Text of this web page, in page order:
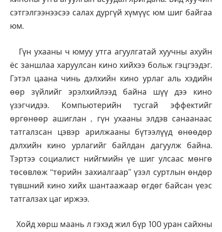
сэтгэлгээнээсээ салах дургүй хүмүүс юм шиг байгаа
юм.
Гүн ухааны ч юмуу утга агуулгатай хуучны ахуйн
ёс заншлаа харуулсан кино хийхээ больж гэцгээдэг.
Гэтэл цаана чинь дэлхийн кино урлаг аль хэдийн
өөр зүйлийг эрэлхийлээд байна шүү дээ кино
үзэгчидээ. Компьютерийн тусгай эффектийг
өргөнөөр ашиглан , гүн ухааны элдэв санаанаас
татгалзсан цэвэр арилжааны бүтээлүүд өнөөдөр
дэлхийн кино урлагийг байлдан дагуулж байна.
Тэртээ социалист нийгмийн үе шиг улсаас мөнгө
төсөвлөж “төрийн захиалгаар” үзэл суртлын өндөр
түвшний кино хийх шантаажаар өгдөг байсан үеэс
татгалзах цаг иржээ.
Хойд хөрш маань л гэхэд жил бүр 100 уран сайхны